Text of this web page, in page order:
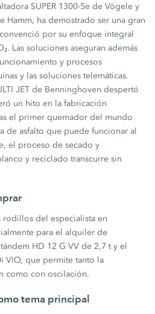
SUPER 1300-5e de Vögele y
Hamm, ha demostrado ser una gran
por su enfoque integral
Las soluciones aseguran además
y procesos
y las soluciones telemáticas.
JET de Benninghoven despertó
un hito en la fabricación
el primer quemador del mundo
de asfalto que puede funcionar al
el proceso de secado y
y reciclado transcurre sin
del especialista en
para el alquiler de
HD 12 G VV de 2,7 t y el
VIO, que permite tanto la
como con oscilación.
tema principal